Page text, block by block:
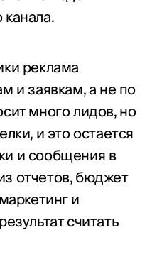
реклама
и заявкам, а не по
много лидов, но
и это остается
и сообщения в
отчетов, бюджет
и
считать